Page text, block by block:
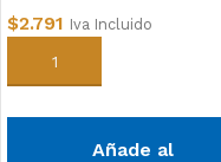
$2.791 Iva Incluido
Añadir al carrito
Añade al